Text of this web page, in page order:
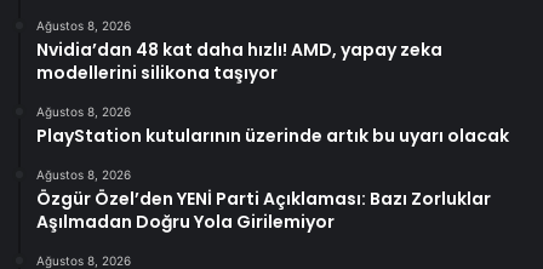
Ağustos 8, 2026
Nvidia’dan 48 kat daha hızlı! AMD, yapay zeka
modellerini silikona taşıyor
Ağustos 8, 2026
PlayStation kutularının üzerinde artık bu uyarı olacak
Ağustos 8, 2026
Özgür Özel’den YENİ Parti Açıklaması: Bazı Zorluklar
Aşılmadan Doğru Yola Girilemiyor
Ağustos 8, 2026